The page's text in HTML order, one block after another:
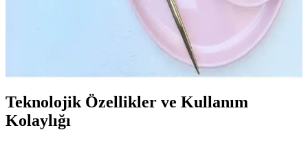
Estetik ve Fonksiyonel Mutfak Kahvaltı Takımları:
Doğru Seçim Rehberi ve Güncel Trendler
Mutfak kahvaltı takımlarında estetik ve fonksiyonellik kriterleri,
malzeme seçimleri ve güncel trendler detaylı şekilde anlatılıyor.
Teknolojik Özellikler ve Kullanım
Kolaylığı